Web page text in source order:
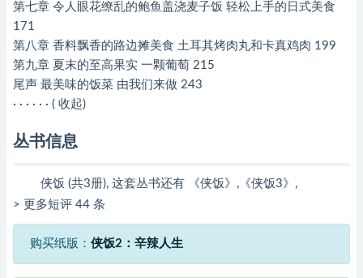
第七章 令人眼花缭乱的鲍鱼盖浇麦子饭 轻松上手的日式美食
171
第八章 香料飘香的路边摊美食 土耳其烤肉丸和卡真鸡肉 199
第九章 夏末的至高果实 一颗葡萄 215
尾声 最美味的饭菜 由我们来做 243
· · · · · · ( 收起)
丛书信息
侠饭 (共3册), 这套丛书还有 《侠饭》,《侠饭3》,
> 更多短评 44 条
购买纸版： 侠饭2：辛辣人生